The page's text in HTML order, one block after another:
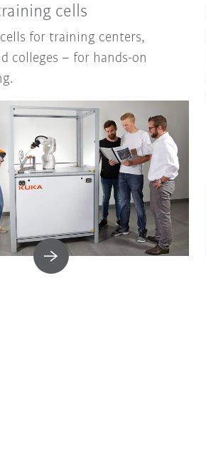
cells
for training centers,
colleges – for hands-on